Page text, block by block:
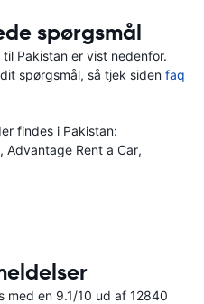
spørgsmål
Pakistan er vist nedenfor.
spørgsmål, så tjek siden faq
findes i Pakistan:
Advantage Rent a Car
med en 9.1/10 ud af 12840